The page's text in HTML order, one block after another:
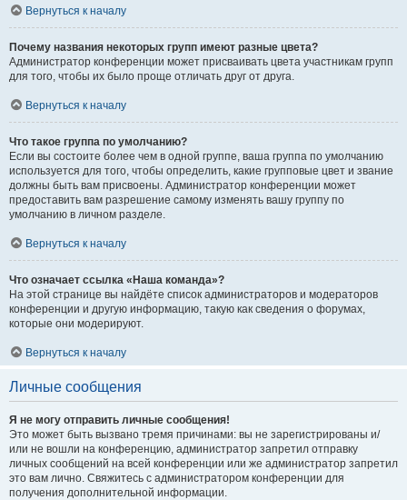
Вернуться к началу
Почему названия некоторых групп имеют разные цвета?
Администратор конференции может присваивать цвета участникам групп
для того, чтобы их было проще отличать друг от друга.
Вернуться к началу
Что такое группа по умолчанию?
Если вы состоите более чем в одной группе, ваша группа по умолчанию
используется для того, чтобы определить, какие групповые цвет и звание
должны быть вам присвоены. Администратор конференции может
предоставить вам разрешение самому изменять вашу группу по
умолчанию в личном разделе.
Вернуться к началу
Что означает ссылка «Наша команда»?
На этой странице вы найдёте список администраторов и модераторов
конференции и другую информацию, такую как сведения о форумах,
которые они модерируют.
Вернуться к началу
Личные сообщения
Я не могу отправить личные сообщения!
Это может быть вызвано тремя причинами: вы не зарегистрированы и/
или не вошли на конференцию, администратор запретил отправку
личных сообщений на всей конференции или же администратор запретил
это вам лично. Свяжитесь с администратором конференции для
получения дополнительной информации.